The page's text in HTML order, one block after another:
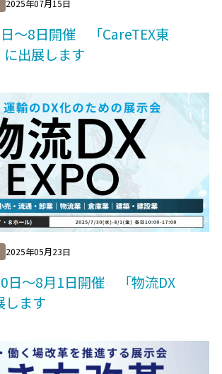
2025年07月15日
日～8日開催 「CareTEX東
に出展します
2025年05月23日
日～8月1日開催 「物流DX
します